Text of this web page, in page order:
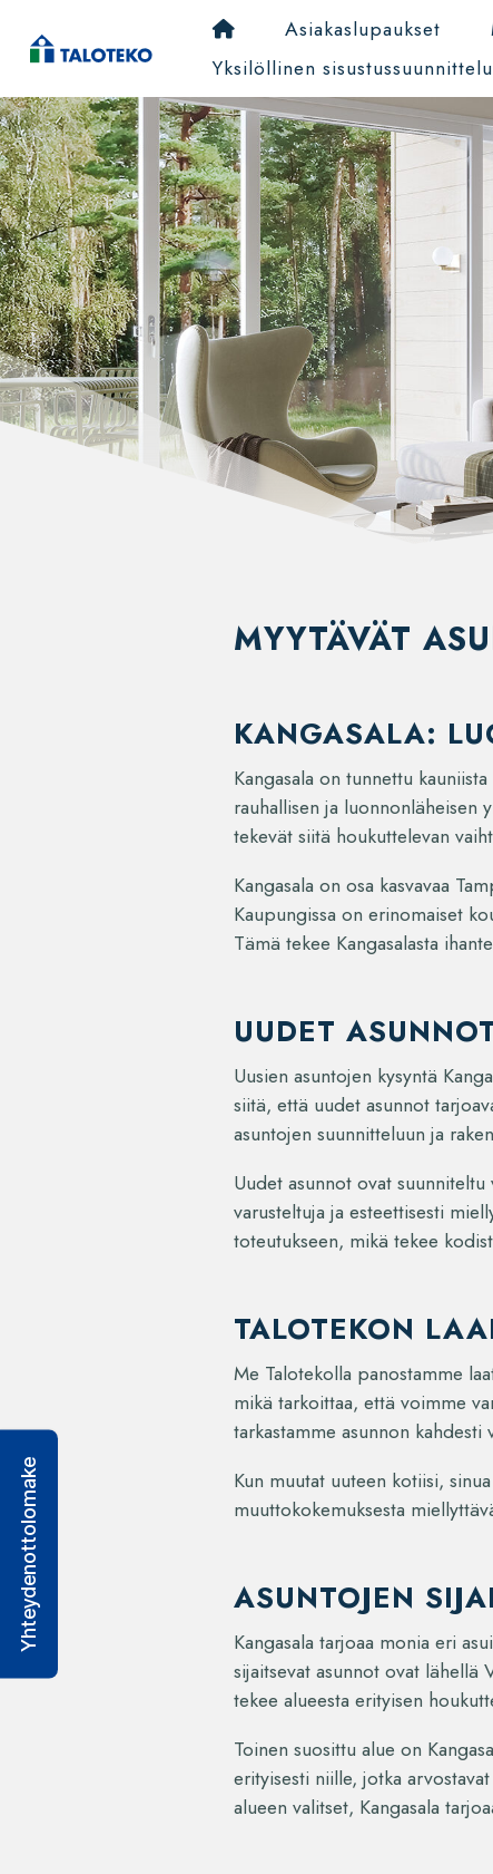
Yhteydenottolomake
Asiakaslupaukset
Yksilöllinen sisustussuunnittelu
MYYTÄVÄT
KANGASALA:
Kangasala on tunnettu
rauhallisen ja
tekevät siitä houkuttelevan
Kangasala on osa kasvavaa
Kaupungissa on erinomaiset
Tämä tekee Kangasalasta
UUDET
Uusien asuntojen kysyntä
siitä, että uudet asunnot
asuntojen suunnitteluun ja
Uudet asunnot ovat
varusteltuja ja esteettisesti
toteutukseen, mikä tekee
TALOTEKON
Me Talotekolla panostamme
mikä tarkoittaa, että voimme
tarkastamme asunnon kahdesti
Kun muutat uuteen kotiisi,
muuttokokemuksesta
ASUNTOJEN
Kangasala tarjoaa monia eri
sijaitsevat asunnot ovat lähellä
tekee alueesta erityisen
Toinen suosittu alue on
erityisesti niille, jotka
alueen valitset, Kangasala